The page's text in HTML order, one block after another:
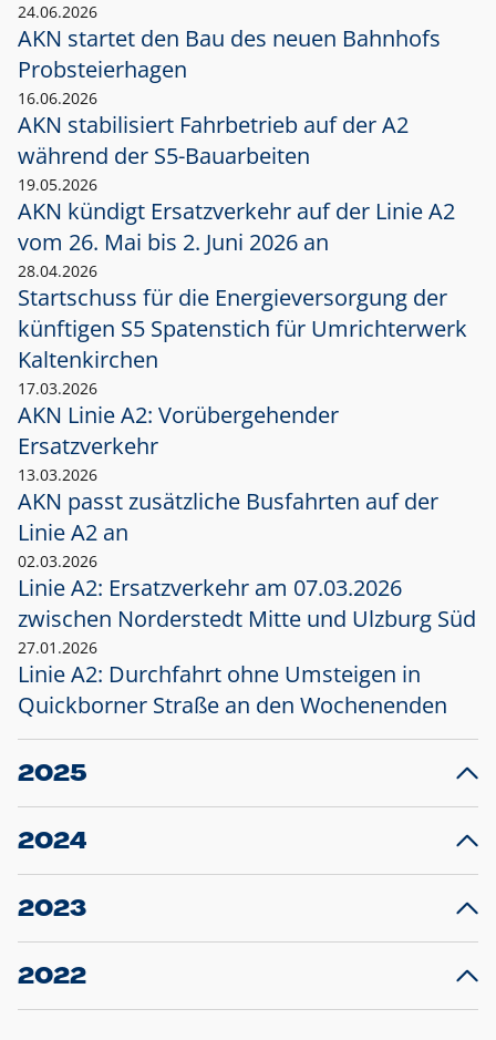
24.06.2026
AKN startet den Bau des neuen Bahnhofs
Probsteierhagen
16.06.2026
AKN stabilisiert Fahrbetrieb auf der A2
während der S5-Bauarbeiten
19.05.2026
AKN kündigt Ersatzverkehr auf der Linie A2
vom 26. Mai bis 2. Juni 2026 an
28.04.2026
Startschuss für die Energieversorgung der
künftigen S5 Spatenstich für Umrichterwerk
Kaltenkirchen
17.03.2026
AKN Linie A2: Vorübergehender
Ersatzverkehr
13.03.2026
AKN passt zusätzliche Busfahrten auf der
Linie A2 an
02.03.2026
Linie A2: Ersatzverkehr am 07.03.2026
zwischen Norderstedt Mitte und Ulzburg Süd
27.01.2026
Linie A2: Durchfahrt ohne Umsteigen in
Quickborner Straße an den Wochenenden
2025
23.12.2025
Projekt S5: Start der Bauarbeiten am
2024
10.12.2024
Großprojekt S5: Sperrung der Bahnstraße in
2023
20.12.2023
Schleswig-Holstein verlängert den
2022
22.12.2022